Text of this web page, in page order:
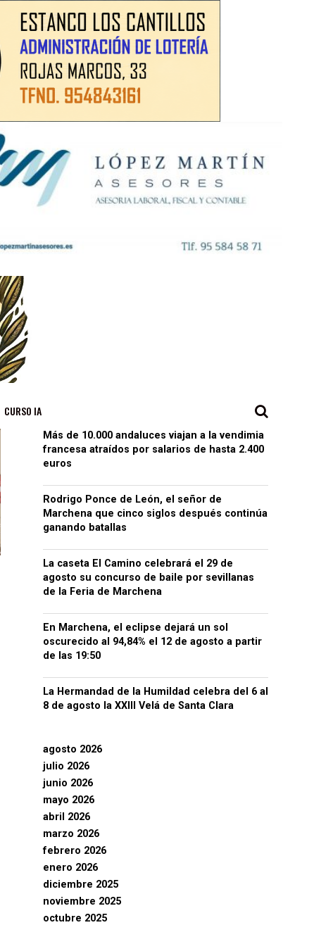
CURSO IA
Más de 10.000 andaluces viajan a la vendimia
francesa atraídos por salarios de hasta 2.400
euros
Rodrigo Ponce de León, el señor de
Marchena que cinco siglos después continúa
ganando batallas
La caseta El Camino celebrará el 29 de
agosto su concurso de baile por sevillanas
de la Feria de Marchena
En Marchena, el eclipse dejará un sol
oscurecido al 94,84% el 12 de agosto a partir
de las 19:50
La Hermandad de la Humildad celebra del 6 al
8 de agosto la XXIII Velá de Santa Clara
agosto 2026
julio 2026
junio 2026
mayo 2026
abril 2026
marzo 2026
febrero 2026
enero 2026
diciembre 2025
noviembre 2025
octubre 2025